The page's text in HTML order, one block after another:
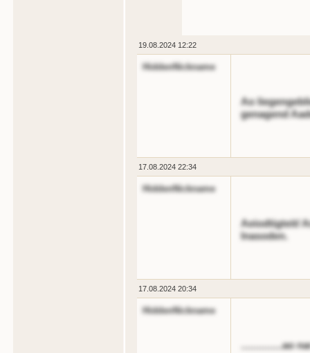
19.08.2024 12:22
HiddenNickname
Ao
genagend
17.08.2024 22:34
HiddenNickname
Aeiodtigteit/
lnasoden.
17.08.2024 20:34
HiddenNickname
...............ao